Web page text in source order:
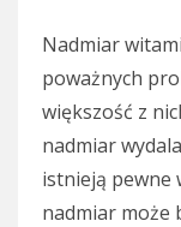
Nadmiar
poważnych
większość z
nadmiar
istnieją pewne
nadmiar może